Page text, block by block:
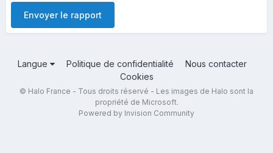
Envoyer le rapport
Langue Politique de confidentialité
Nous contacter
Cookies
© Halo France - Tous droits réservé - Les images de Halo sont la
propriété de Microsoft.
Powered by Invision Community